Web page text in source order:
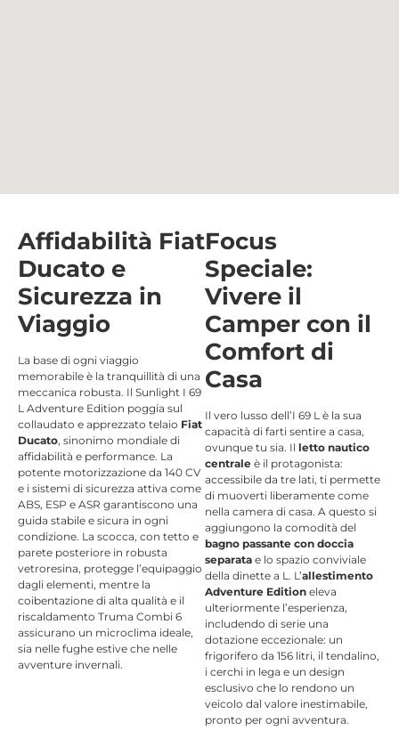
Affidabilità Fiat
Ducato e
Sicurezza in
Viaggio
La base di ogni viaggio
memorabile è la tranquillità di una
meccanica robusta. Il Sunlight I 69
L Adventure Edition poggia sul
collaudato e apprezzato telaio Fiat
Ducato, sinonimo mondiale di
affidabilità e performance. La
potente motorizzazione da 140 CV
e i sistemi di sicurezza attiva come
ABS, ESP e ASR garantiscono una
guida stabile e sicura in ogni
condizione. La scocca, con tetto e
parete posteriore in robusta
vetroresina, protegge l’equipaggio
dagli elementi, mentre la
coibentazione di alta qualità e il
riscaldamento Truma Combi 6
assicurano un microclima ideale,
sia nelle fughe estive che nelle
avventure invernali.
Focus
Speciale:
Vivere il
Camper con il
Comfort di
Casa
Il vero lusso dell’I 69 L è la sua
capacità di farti sentire a casa,
ovunque tu sia. Illetto nautico
centrale è il protagonista:
accessibile da tre lati, ti permette
di muoverti liberamente come
nella camera di casa.A questo si
aggiungono la comodità del
bagno passante con doccia
separata e lo spazio conviviale
della dinette a L. L’allestimento
Adventure Edition eleva
ulteriormente l’esperienza,
includendo di serie una
dotazione eccezionale: un
frigorifero da 156 litri, il tendalino,
i cerchi in lega e un design
esclusivo che lo rendono un
veicolo dal valore inestimabile,
pronto per ogni avventura.